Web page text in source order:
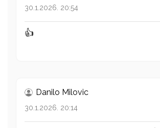
30.1.2026. 20:54
👍
Danilo Milovic
30.1.2026. 20:14